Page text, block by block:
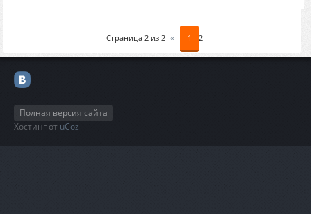
Страница 2 из 2 « 1 2
Полная версия сайта
Хостинг от uCoz